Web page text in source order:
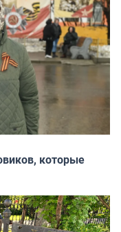
которые